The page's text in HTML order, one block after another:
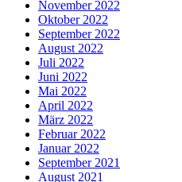
November 2022
Oktober 2022
September 2022
August 2022
Juli 2022
Juni 2022
Mai 2022
April 2022
März 2022
Februar 2022
Januar 2022
September 2021
August 2021